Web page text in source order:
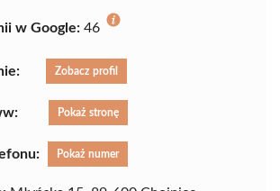
w Google: 46
Zobacz profil
Pokaż stronę
Pokaż numer